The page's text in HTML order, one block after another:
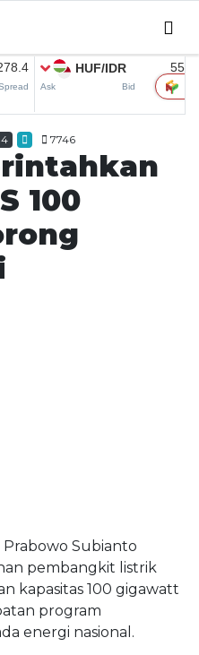
7746
100
Prabowo Subianto
pembangkit listrik
kapasitas 100 gigawatt
program
energi nasional.